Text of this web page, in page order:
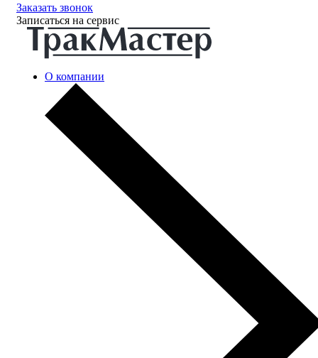
Заказать звонок
Записаться на сервис
О компании